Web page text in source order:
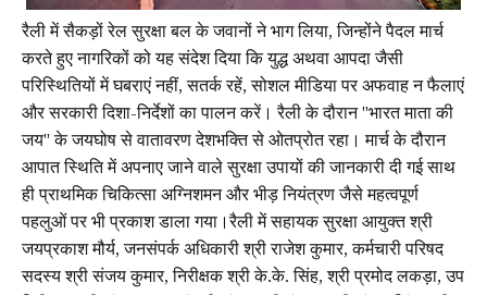
रैली में सैकड़ों रेल सुरक्षा बल के जवानों ने भाग लिया, जिन्होंने पैदल मार्च
करते हुए नागरिकों को यह संदेश दिया कि युद्ध अथवा आपदा जैसी
परिस्थितियों में घबराएं नहीं, सतर्क रहें, सोशल मीडिया पर अफवाह न फैलाएं
और सरकारी दिशा-निर्देशों का पालन करें। रैली के दौरान "भारत माता की
जय" के जयघोष से वातावरण देशभक्ति से ओतप्रोत रहा। मार्च के दौरान
आपात स्थिति में अपनाए जाने वाले सुरक्षा उपायों की जानकारी दी गई साथ
ही प्राथमिक चिकित्सा अग्निशमन और भीड़ नियंत्रण जैसे महत्वपूर्ण
पहलुओं पर भी प्रकाश डाला गया।रैली में सहायक सुरक्षा आयुक्त श्री
जयप्रकाश मौर्य, जनसंपर्क अधिकारी श्री राजेश कुमार, कर्मचारी परिषद
सदस्य श्री संजय कुमार, निरीक्षक श्री के.के. सिंह, श्री प्रमोद लकड़ा, उप